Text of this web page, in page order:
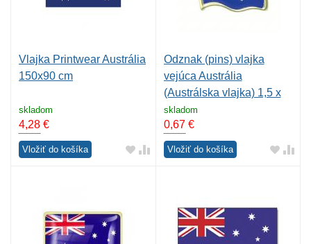
Vlajka Printwear Austrália
150x90 cm
skladom
4,28 €
Vložiť do košíka
Odznak (pins) vlajka
vejúca Austrália
(Austrálska vlajka) 1,5 x
2,2 cm - farebný
skladom
0,67€
Vložiť do košíka